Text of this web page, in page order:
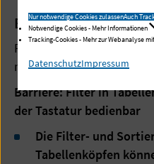
B-3.1 Nicht
Folgende Inhalte oder
nicht vollständig
Barriere: Filter in
der Tastatur bedienbar
Die Filter- und
Tabellenköpfen
Nur notwendige Cookies zulassenAuch
Notwendige Cookies - Mehr Informationen
Tracking-Cookies - Mehr zur Webanalyse
DatenschutzImpressum